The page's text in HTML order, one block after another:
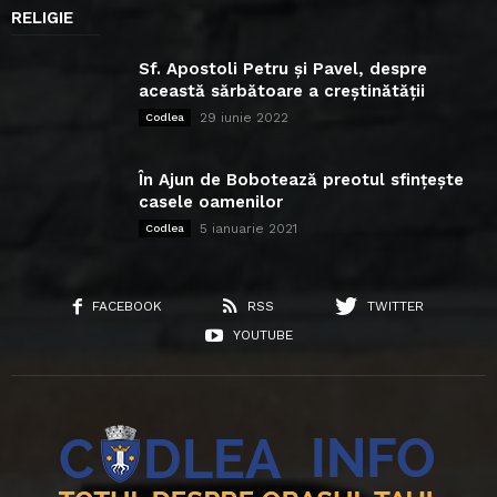
RELIGIE
Sf. Apostoli Petru și Pavel, despre
această sărbătoare a creștinătății
Codlea 29 iunie 2022
În Ajun de Bobotează preotul sfințește
casele oamenilor
Codlea 5 ianuarie 2021
FACEBOOK RSS
TWITTER
YOUTUBE